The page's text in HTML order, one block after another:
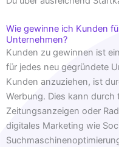
Wie gewinne ich Kunden
Unternehmen?
Kunden zu gewinnen ist
für jedes neu gegründete
Kunden anzuziehen, ist
Werbung. Dies kann
Zeitungsanzeigen oder
digitales Marketing wie